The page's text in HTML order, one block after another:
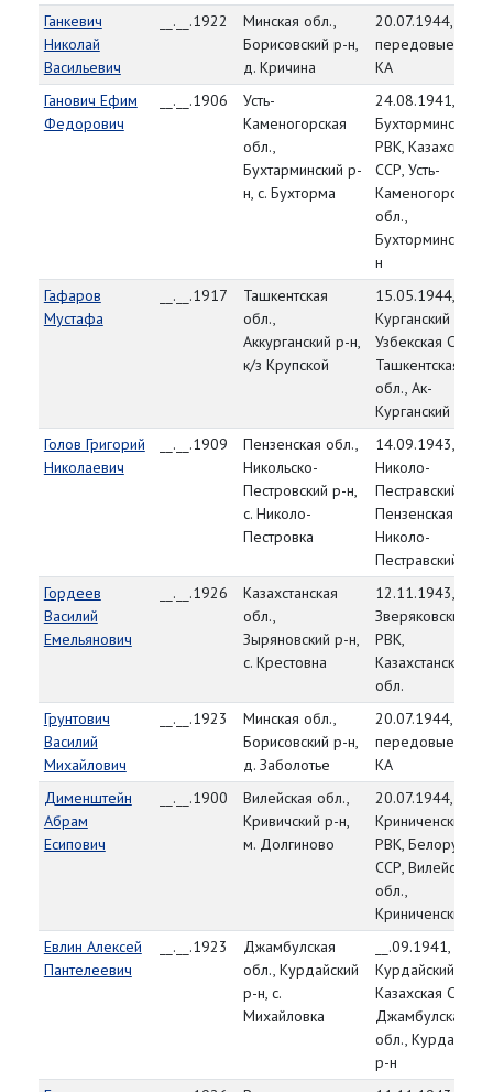
Ганкевич
Николай
Васильевич
__.__.1922
Минская обл.,
Борисовский р-н,
д. Кричина
20.07.1944,
передовые части
КА
Ганович Ефим
Федорович
__.__.1906
Усть-
Каменогорская
обл.,
Бухтарминский р-
н, с. Бухторма
24.08.1941,
Бухторминский
РВК, Казахская
ССР, Усть-
Каменогорская
обл.,
Бухторминский
н
Гафаров
Мустафа
__.__.1917
Ташкентская
обл.,
Аккурганский р-н,
к/з Крупской
15.05.1944, Ак-
Курганский РВК,
Узбекская ССР,
Ташкентская
обл., Ак-
Курганский р-н
Голов Григорий
Николаевич
__.__.1909
Пензенская обл.,
Никольско-
Пестровский р-н,
с. Николо-
Пестровка
14.09.1943,
Николо-
Пестравский РВК,
Пензенская обл.,
Николо-
Пестравский р-н
Гордеев
Василий
Емельянович
__.__.1926
Казахстанская
обл.,
Зыряновский р-н,
с. Крестовна
12.11.1943,
Зверяковский
РВК,
Казахстанская
обл.
Грунтович
Василий
Михайлович
__.__.1923
Минская обл.,
Борисовский р-н,
д. Заболотье
20.07.1944,
передовые части
КА
Дименштейн
Абрам
Есипович
__.__.1900
Вилейская обл.,
Кривичский р-н,
м. Долгиново
20.07.1944,
Криниченский
РВК, Белорусская
ССР, Вилейская
обл.,
Криниченский р-
Евлин Алексей
Пантелеевич
__.__.1923
Джамбулская
обл., Курдайский
р-н, с.
Михайловка
__.09.1941,
Курдайский РВК,
Казахская ССР,
Джамбулская
обл., Курдайский
р-н